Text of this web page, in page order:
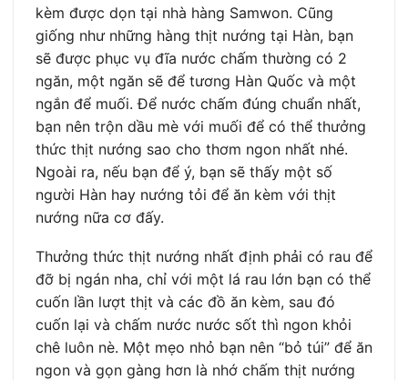
kèm được dọn tại nhà hàng Samwon. Cũng
giống như những hàng thịt nướng tại Hàn, bạn
sẽ được phục vụ đĩa nước chấm thường có 2
ngăn, một ngăn sẽ để tương Hàn Quốc và một
ngắn để muối. Để nước chấm đúng chuẩn nhất,
bạn nên trộn dầu mè với muối để có thể thưởng
thức thịt nướng sao cho thơm ngon nhất nhé.
Ngoài ra, nếu bạn để ý, bạn sẽ thấy một số
người Hàn hay nướng tỏi để ăn kèm với thịt
nướng nữa cơ đấy.
Thưởng thức thịt nướng nhất định phải có rau để
đỡ bị ngán nha, chỉ với một lá rau lớn bạn có thể
cuốn lần lượt thịt và các đồ ăn kèm, sau đó
cuốn lại và chấm nước nước sốt thì ngon khỏi
chê luôn nè. Một mẹo nhỏ bạn nên “bỏ túi” để ăn
ngon và gọn gàng hơn là nhớ chấm thịt nướng